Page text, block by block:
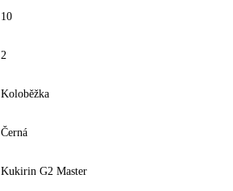
10
2
Koloběžka
Černá
Kukirin G2 Master